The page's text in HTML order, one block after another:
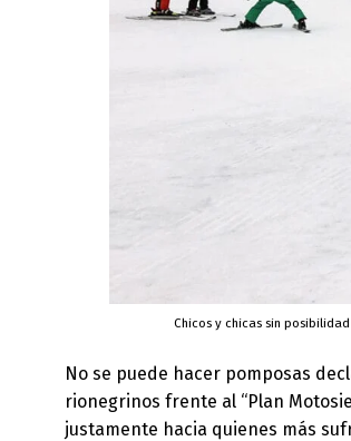
Chicos y chicas sin
No se puede hacer pomposas
rionegrinos frente al “Plan
justamente hacia quienes más